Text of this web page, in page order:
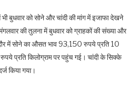
भी बुधवार को सोने और चांदी की मांग में इजाफा देखने
की तुलना में बुधवार को ग्राहकों की संख्या और
में सोने का औसत भाव 93,150 रुपये प्रति 10
प्रति किलोग्राम पर पहुंच गई। चांदी के सिक्के
किया गया।